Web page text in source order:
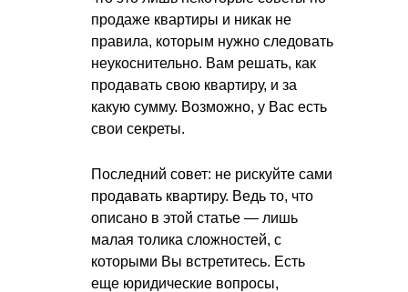
продаже квартиры и никак не
правила, которым нужно следовать
неукоснительно. Вам решать, как
продавать свою квартиру, и за
какую сумму. Возможно, у Вас есть
свои секреты.
Последний совет: не рискуйте сами
продавать квартиру. Ведь то, что
описано в этой статье — лишь
малая толика сложностей, с
которыми Вы встретитесь. Есть
еще юридические вопросы,